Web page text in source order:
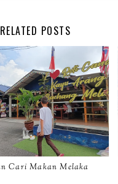
RELATED POSTS
Cari Makan Melaka